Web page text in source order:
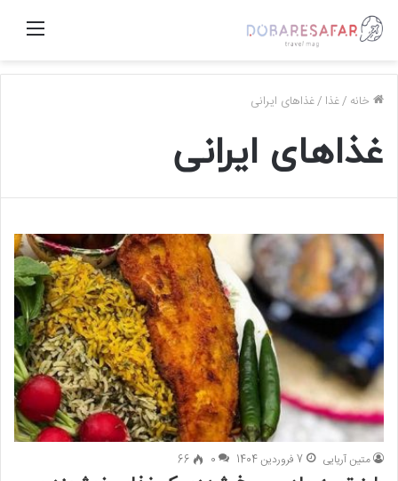
منو
خانه /غذا /غذاهای ایرانی
غذاهای ایرانی
متین آریایی 7 فروردین 1404 0
66